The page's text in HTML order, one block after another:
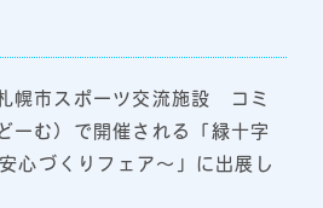
幌市スポーツ交流施設 コミ
ーむ）で開催される「緑十字
心づくりフェア～」に出展し